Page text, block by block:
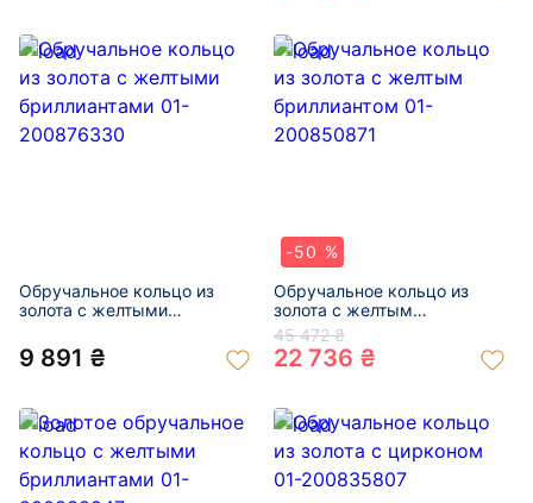
Обручальное кольцо из
золота с желтыми
200876330
9 891 ₴
-50 %
Обручальное кольцо из
золота с желтым
бриллиантом 01-200850871
45 472 ₴
22 736 ₴